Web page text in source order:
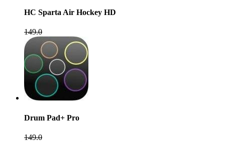
HC Sparta Air Hockey HD
149.0
Drum Pad+ Pro
149.0